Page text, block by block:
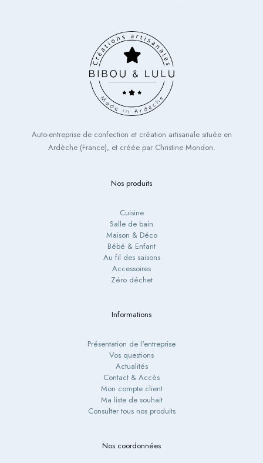
Auto-entreprise de confection et création artisanale située en
Ardèche (France), et créée par Christine Mondon.
Nos produits
Cuisine
Salle de bain
Maison & Déco
Bébé & Enfant
Au fil des saisons
Accessoires
Zéro déchet
Informations
Présentation de l'entreprise
Vos questions
Actualités
Contact & Accès
Mon compte client
Ma liste de souhait
Consulter tous nos produits
Nos coordonnées